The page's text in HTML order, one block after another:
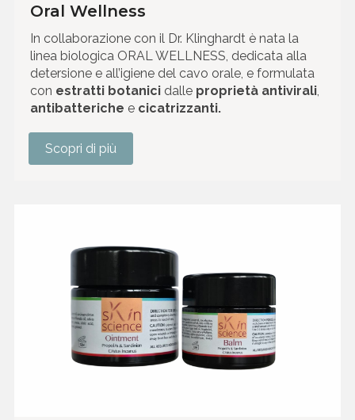
Oral Wellness
In collaborazione con il Dr. Klinghardt è nata la
linea biologica ORAL WELLNESS, dedicata alla
detersione e all’igiene del cavo orale, e formulata
con estratti botanicidalle proprietà antivirali,
antibatteriche ecicatrizzanti.
Scopri di più